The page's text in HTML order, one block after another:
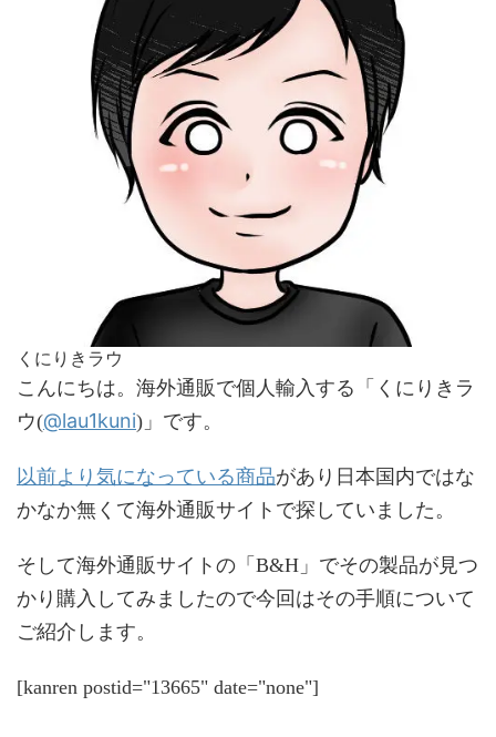
くにりきラウ
こんにちは。海外通販で個人輸入する「くにりきラ
ウ(@lau1kuni)」です。
以前より気になっている商品があり日本国内ではな
かなか無くて海外通販サイトで探していました。
そして海外通販サイトの「B&H」でその製品が見つ
かり購入してみましたので今回はその手順について
ご紹介します。
[kanren postid="13665" date="none"]